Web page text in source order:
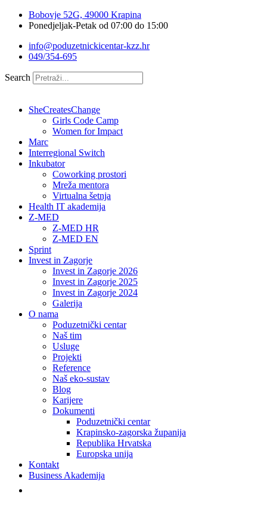
Bobovje 52G, 49000 Krapina
Ponedjeljak-Petak od 07:00 do 15:00
info@poduzetnickicentar-kzz.hr
049/354-695
Search
SheCreatesChange
Girls Code Camp
Women for Impact
Marc
Interregional Switch
Inkubator
Coworking prostori
Mreža mentora
Virtualna šetnja
Health IT akademija
Z-MED
Z-MED HR
Z-MED EN
Sprint
Invest in Zagorje
Invest in Zagorje 2026
Invest in Zagorje 2025
Invest in Zagorje 2024
Galerija
O nama
Poduzetnički centar
Naš tim
Usluge
Projekti
Reference
Naš eko-sustav
Blog
Karijere
Dokumenti
Poduzetnički centar
Krapinsko-zagorska županija
Republika Hrvatska
Europska unija
Kontakt
Business Akademija